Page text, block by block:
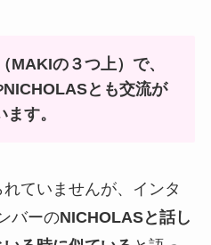
MAKIの３つ上）で、
とも交流が
す。
ていませんが、インタ
バーのNICHOLASと話し